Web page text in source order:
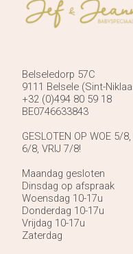
Belseledorp 57C
9111 Belsele (Sint-
+32 (0)494 80 59 18
BE0746633843
GESLOTEN OP WOE 5/8,
6/8, VRIJ 7/8!
Maandag gesloten
Dinsdag op afspraak
Woensdag 10-17u
Donderdag 10-17u
Vrijdag 10-17u
Zaterdag